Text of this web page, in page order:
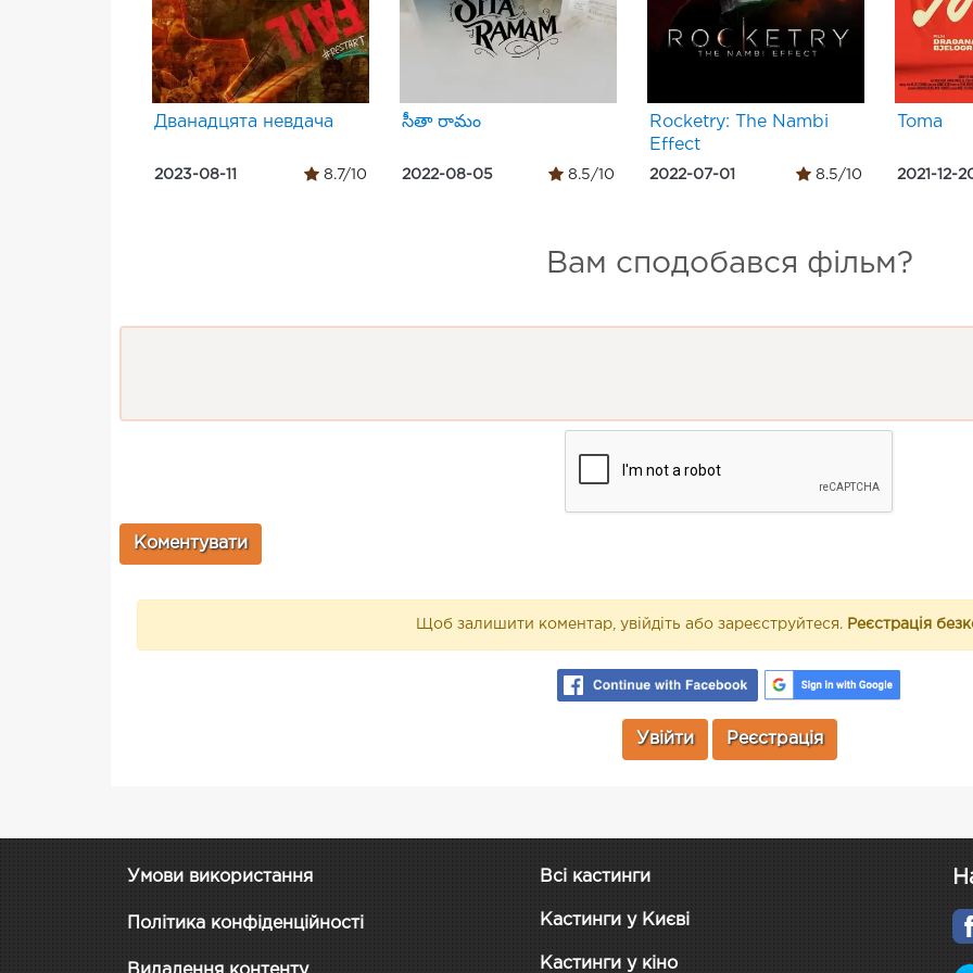
Дванадцята невдача
2023-08-11 8.7/10
సీతా రామం
2022-08-05 8.5/10
Rocketry: The Nambi
Effect
2022-07-01 8.5/10
Toma
2021-12-
Вам сподобався фільм?
Щоб залишити коментар, увійдіть або зареєструйтеся. Реєстрація
Увійти Реєстрація
Умови використання
Політика конфіденційності
Всі кастинги
Кастинги у Києві
Кастинги у кіно